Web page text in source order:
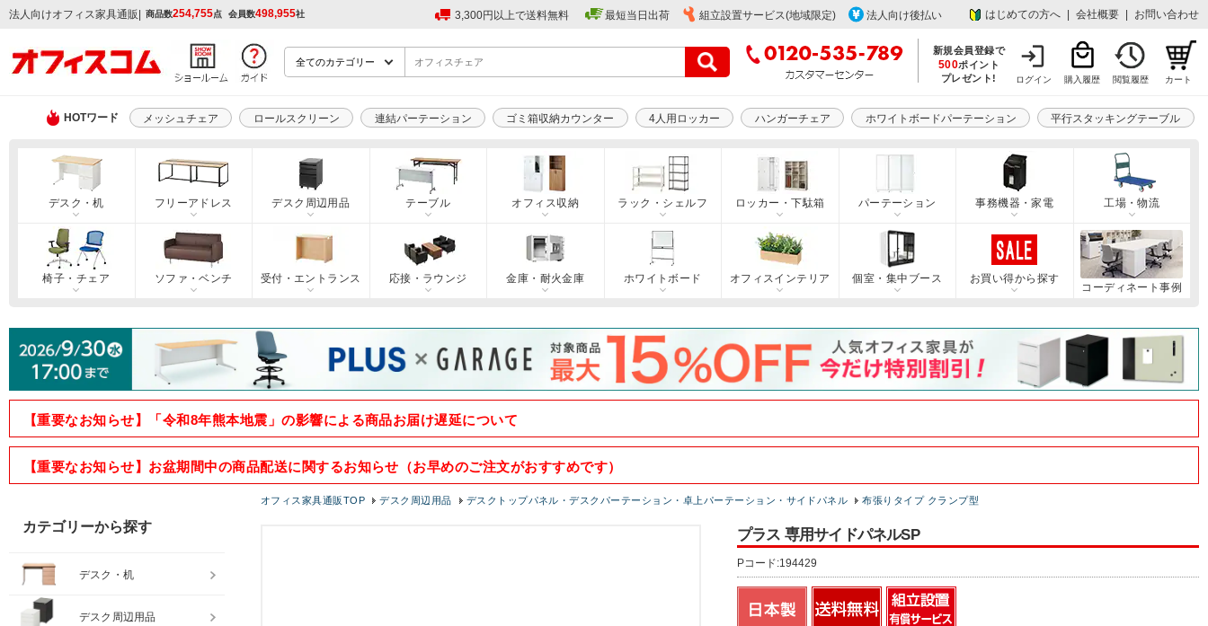
法人向けオフィス家具通販 | 商品数254,755点 会員数498,955社 3,300円以上で送料無料 最短当日出荷 組立設置サービス(地域限定) 法人向け後払い はじめての方へ 会社概要 お問い合わせ
新規会員登録で
500ポイント
プレゼント!
ログイン 購入履歴 閲覧履歴 カート
HOTワード メッシュチェア ロールスクリーン 連結パーテーション ゴミ箱収納カウンター 4人用ロッカー ハンガーチェア ホワイトボードパーテーション 平行スタッキングテーブル
デスク・机 フリーアドレス デスク周辺用品 テーブル オフィス収納 ラック・シェルフ ロッカー・下駄箱 パーテーション 事務機器・家電 工場・物流
椅子・チェア ソファ・ベンチ 受付・エントランス 応接・ラウンジ 金庫・耐火金庫 ホワイトボード オフィスインテリア 個室・集中ブース
お買い得から探す
コーディネート事例
【重要なお知らせ】「令和8年熊本地震」の影響による商品お届け遅延について
【重要なお知らせ】お盆期間中の商品配送に関するお知らせ（お早めのご注文がおすすめです）
オフィス家具通販TOP デスク周辺用品 デスクトップパネル・デスクパーテーション・卓上パーテーション・サイドパネル 布張りタイプ クランプ型
プラス 専用サイドパネルSP
Pコード:194429
カテゴリーから探す
デスク・机
デスク周辺用品